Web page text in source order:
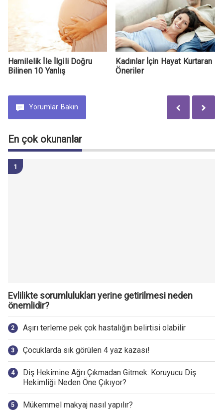
Hamilelik İle İlgili Doğru
Bilinen 10 Yanlış
Kadınlar İçin Hayat Kurtaran
Öneriler
Yorumlar Bakın
En çok okunanlar
Evlilikte sorumlulukları yerine getirilmesi neden
önemlidir?
Aşırı terleme pek çok hastalığın belirtisi olabilir
Çocuklarda sık görülen 4 yaz kazası!
Diş Hekimine Ağrı Çıkmadan Gitmek: Koruyucu Diş
Hekimliği Neden Öne Çıkıyor?
Mükemmel makyaj nasıl yapılır?